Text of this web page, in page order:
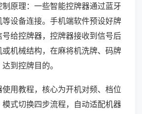
原理：一些智能控牌器通过蓝牙
设备连接。手机端软件预设好牌
给控牌器，控牌器接收到信号后
机械结构，在麻将机洗牌、码牌
到控牌目的。
用教程，核心为开机对频、档位
式切换四步流程，自动适配机器